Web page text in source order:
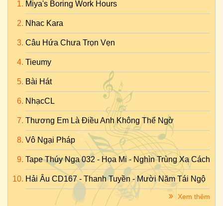
Miya's Boring Work Hours
Nhac Kara
Câu Hứa Chưa Trọn Vẹn
Tieumy
Bài Hát
NhạcCL
Thương Em Là Điều Anh Không Thể Ngờ
Vô Ngại Pháp
Tape Thúy Nga 032 - Họa Mi - Nghìn Trùng Xa Cách
Hải Âu CD167 - Thanh Tuyền - Mười Năm Tái Ngộ
Xem thêm